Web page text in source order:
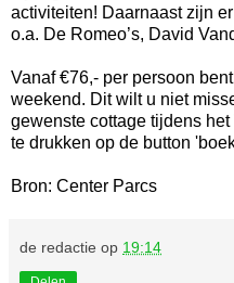
activiteiten! Daarnaast zijn
o.a. De Romeo’s, David
Vanaf €76,- per persoon
weekend. Dit wilt u niet
gewenste cottage tijdens het
te drukken op de button
Bron: Center Parcs
de redactie op 19:14